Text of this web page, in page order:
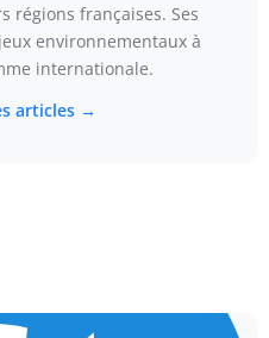
régions françaises. Ses
environnementaux à
internationale.
articles →